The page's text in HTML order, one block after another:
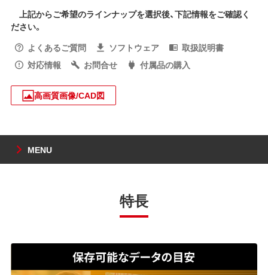
上記からご希望のラインナップを選択後、下記情報をご確認く
ださい。
よくあるご質問
ソフトウェア
取扱説明書
対応情報
お問合せ 付属品の購入
高画質画像/CAD図
MENU
特長